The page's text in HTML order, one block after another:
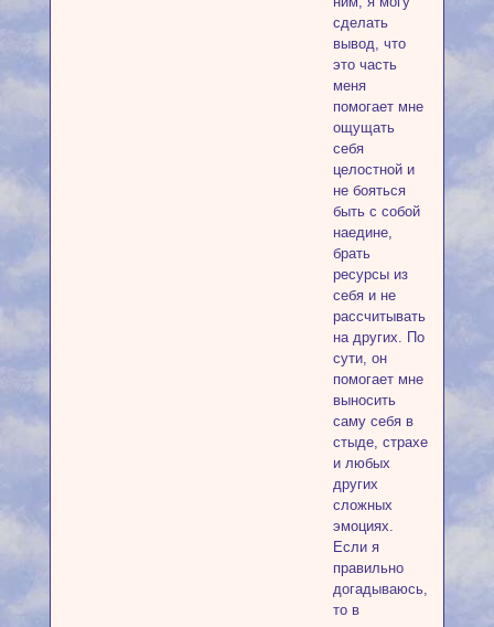
сделать
вывод, что
это часть
меня
помогает мне
ощущать
себя
целостной и
не бояться
быть с собой
наедине,
брать
ресурсы из
себя и не
рассчитывать
на других. По
сути, он
помогает мне
выносить
саму себя в
стыде, страхе
и любых
других
сложных
эмоциях.
Если я
правильно
догадываюсь,
то в